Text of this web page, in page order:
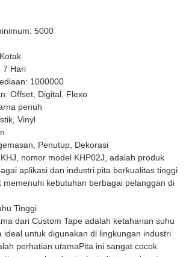
5000
7 Hari
1000000
Offset, Digital, Flexo
penuh
Vinyl
Penutup, Dekorasi
nomor model KHP02J, adalah produk
aplikasi dan industri.pita berkualitas tinggi
memenuhi kebutuhan berbagai pelanggan di
Tinggi
dari Custom Tape adalah ketahanan suhu
ideal untuk digunakan di lingkungan industri
perhatian utamaPita ini sangat cocok